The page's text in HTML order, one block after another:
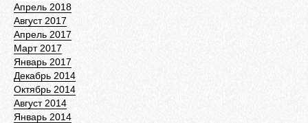
Апрель 2018
Август 2017
Апрель 2017
Март 2017
Январь 2017
Декабрь 2014
Октябрь 2014
Август 2014
Январь 2014